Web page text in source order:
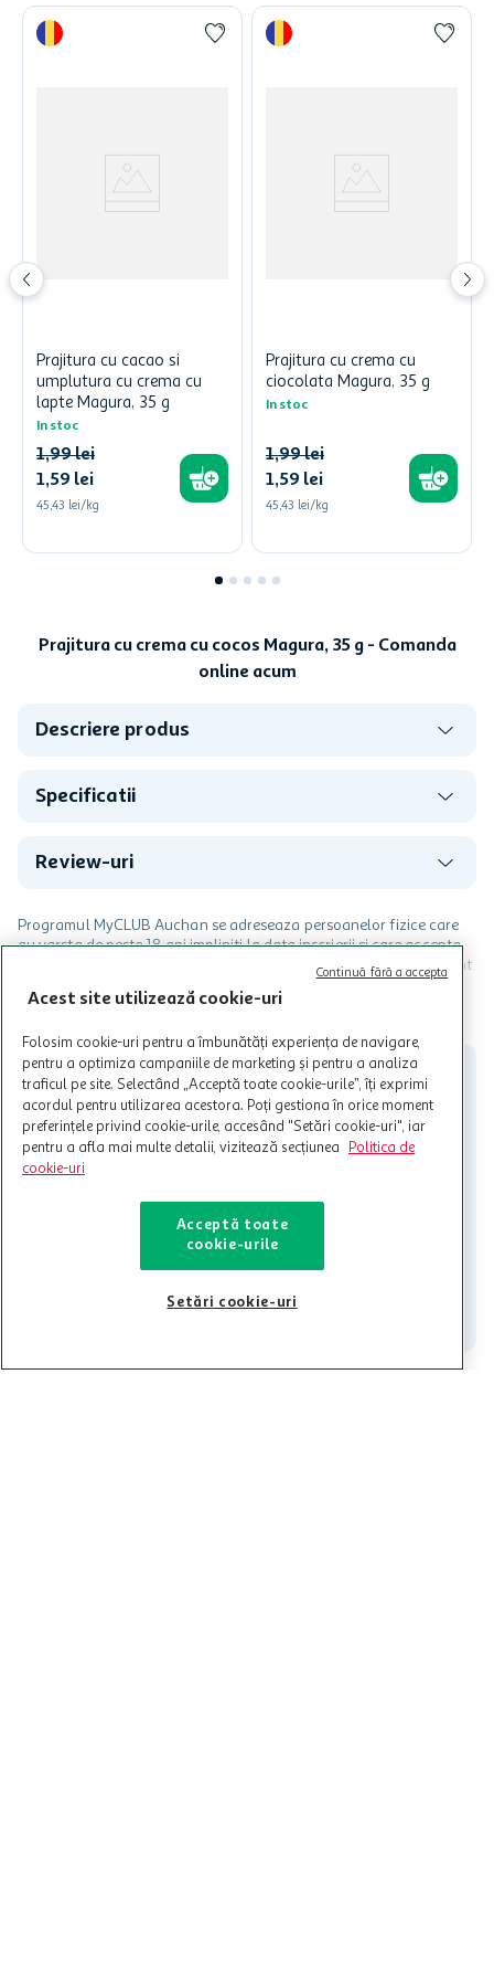
Prajitura cu cacao si
umplutura cu crema cu
lapte Magura, 35 g
In stoc
1,59 lei
1,99lei
45,43 lei/kg
Prajitura cu crema cu
ciocolata Magura, 35 g
In stoc
1,59 lei
1,99lei
45,43 lei/kg
Prajitura cu crema cu cocos Magura, 35 g - Comanda
online acum
Descriere produs
Specificatii
Review-uri
Programul MyCLUB Auchan se adreseaza persoanelor fizice care
au varsta de peste 18 ani impliniti la data inscrierii și care accepta
Termenele și Condițiile Programului. Ofertele MyCLUB Auchan sunt
valabile in limita stocurilor disponibile. Beneficiile se acorda in
limita a 12 unitati / card client o singura data in perioada promotiei.
participante și pentru acțiuni promotionale indicate de Auchan si
nu poate fi utilizat in legatura cu alti comercianți sau pentru alte
activitati in afara celor mentionate in Termene si Conditii. Auchan
nu raspunde pentru imposibilitatea utilizarii Cardului in perioada in
care aceste este suspendat sau in perioada in care sunt efectuate
intretineri sau reparatii tehnice la sistemul de utilizarea al Cardului.
CITESTE MAI MULT
Iti stam mereu la dispozitie.
Contact
Acest site utilizează cookie-uri
Folosim cookie-uri pentru a îmbunătăți experiența de navigare,
pentru a optimiza campaniile de marketing și pentru a analiza
traficul pe site. Selectând „Acceptă toate cookie-urile”, îți exprimi
acordul pentru utilizarea acestora. Poți gestiona în orice moment
preferințele privind cookie-urile, accesând "Setări cookie-uri", iar
pentru a afla mai multe detalii, vizitează secțiunea
Politica de
cookie-uri
Acceptă toate
cookie-urile
Setări cookie-uri
Continuă fără a accepta